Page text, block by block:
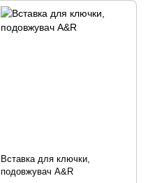
Вставка для ключки,
подовжувач A&R